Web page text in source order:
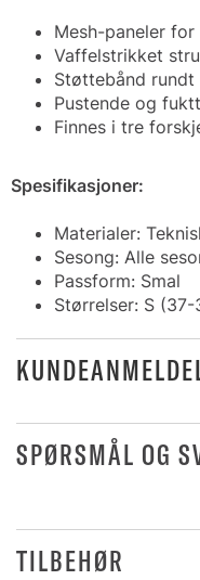
Mesh-paneler
Vaffelstrikket
Støttebånd
Pustende og
Finnes i tre
Spesifikasjoner:
Materialer:
Sesong: Alle
Passform: Smal
Størrelser: S
SPØRSMÅL OG
TILBEHØR